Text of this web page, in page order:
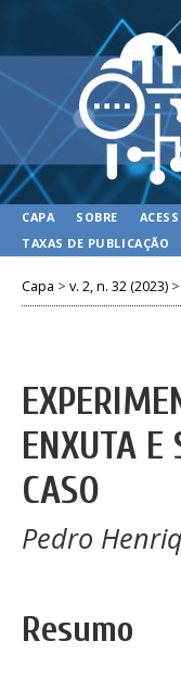
CAPA SOBRE
TAXAS DE PUBLICAÇÃO
Capa > v. 2, n. 32 (2023) >
ENXUTA E
CASO
Pedro
Resumo